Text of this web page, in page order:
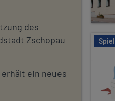
des
Zschopau
ein neues
Spiel